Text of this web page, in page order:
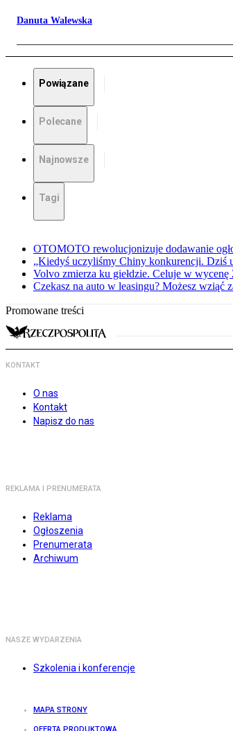
Danuta Walewska
Powiązane
Polecane
Najnowsze
Tagi
OTOMOTO rewolucjonizuje dodawanie
„Kiedyś uczyliśmy Chiny konkurencji. Dziś
Volvo zmierza ku giełdzie. Celuje w
Czekasz na auto w leasingu? Możesz wziąć
Promowane treści
KONTAKT
O nas
Kontakt
Napisz do nas
REKLAMA I PRENUMERATA
Reklama
Ogłoszenia
Prenumerata
Archiwum
NASZE WYDARZENIA
Szkolenia i konferencje
MAPA STRONY